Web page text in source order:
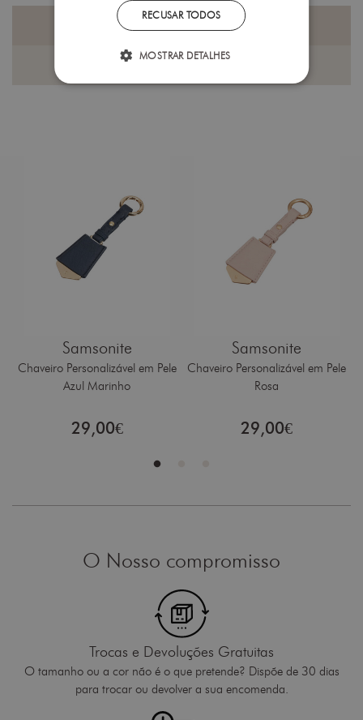
PRODUTOS QUE PODERÁ GOSTAR
ÚLTIMOS PRODUTOS VISUALIZADOS
Samsonite
Chaveiro Personalizável em Pele
Azul Marinho
29,00€
Samsonite
Chaveiro Personalizável em Pele
Rosa
29,00€
O Nosso compromisso
Trocas e Devoluções Gratuitas
O tamanho ou a cor não é o que pretende? Dispõe de 30 dias
para trocar ou devolver a sua encomenda.
RECUSAR TODOS
MOSTRAR DETALHES